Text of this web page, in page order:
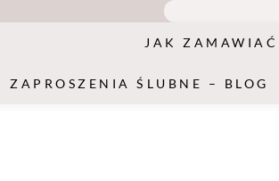
JAK ZAMAWIAĆ
ZAPROSZENIA ŚLUBNE – BLOG